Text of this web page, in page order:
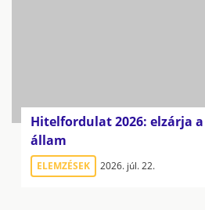
Hitelfordulat 2026: elzárja
állam
ELEMZÉSEK 2026. júl. 22.